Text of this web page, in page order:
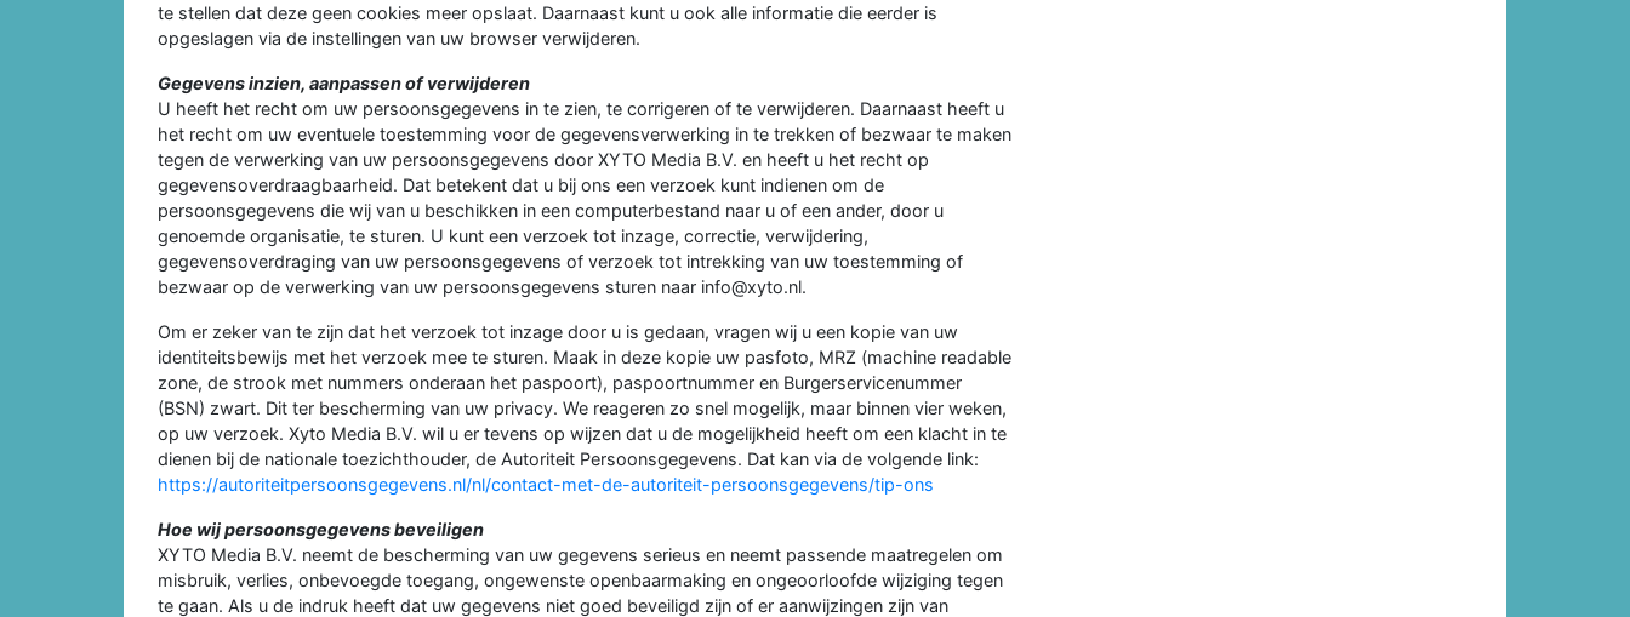
te stellen dat deze geen cookies meer opslaat. Daarnaast kunt u ook alle informatie die eerder is
opgeslagen via de instellingen van uw browser verwijderen.
Gegevens inzien, aanpassen of verwijderen
U heeft het recht om uw persoonsgegevens in te zien, te corrigeren of te verwijderen. Daarnaast heeft u
het recht om uw eventuele toestemming voor de gegevensverwerking in te trekken of bezwaar te maken
tegen de verwerking van uw persoonsgegevens door XYTO Media B.V. en heeft u het recht op
gegevensoverdraagbaarheid. Dat betekent dat u bij ons een verzoek kunt indienen om de
persoonsgegevens die wij van u beschikken in een computerbestand naar u of een ander, door u
genoemde organisatie, te sturen. U kunt een verzoek tot inzage, correctie, verwijdering,
gegevensoverdraging van uw persoonsgegevens of verzoek tot intrekking van uw toestemming of
bezwaar op de verwerking van uw persoonsgegevens sturen naar info@xyto.nl.
Om er zeker van te zijn dat het verzoek tot inzage door u is gedaan, vragen wij u een kopie van uw
identiteitsbewijs met het verzoek mee te sturen. Maak in deze kopie uw pasfoto, MRZ (machine readable
zone, de strook met nummers onderaan het paspoort), paspoortnummer en Burgerservicenummer
(BSN) zwart. Dit ter bescherming van uw privacy. We reageren zo snel mogelijk, maar binnen vier weken,
op uw verzoek. Xyto Media B.V. wil u er tevens op wijzen dat u de mogelijkheid heeft om een klacht in te
dienen bij de nationale toezichthouder, de Autoriteit Persoonsgegevens. Dat kan via de volgende link:
https://autoriteitpersoonsgegevens.nl/nl/contact-met-de-autoriteit-persoonsgegevens/tip-ons
Hoe wij persoonsgegevens beveiligen
XYTO Media B.V. neemt de bescherming van uw gegevens serieus en neemt passende maatregelen om
misbruik, verlies, onbevoegde toegang, ongewenste openbaarmaking en ongeoorloofde wijziging tegen
te gaan. Als u de indruk heeft dat uw gegevens niet goed beveiligd zijn of er aanwijzingen zijn van